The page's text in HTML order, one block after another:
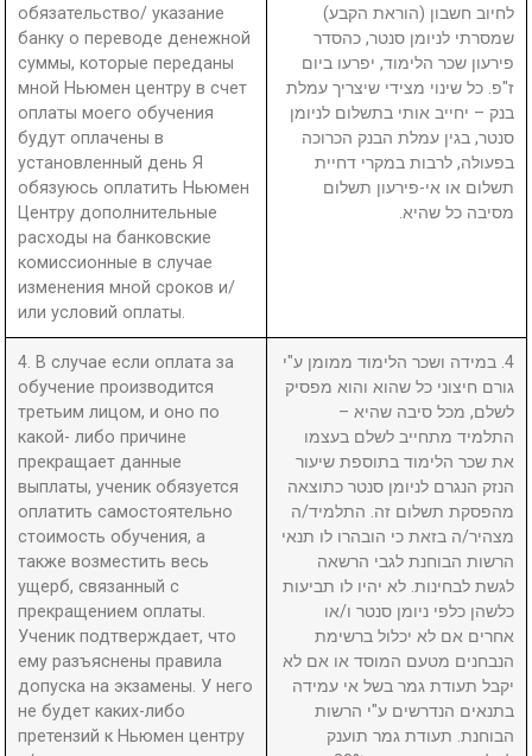
обязательство/ указание
банку о переводе денежной
суммы, которые переданы
мной Ньюмен центру в счет
оплаты моего обучения
будут оплачены в
установленный день Я
обязуюсь оплатить Ньюмен
Центру дополнительные
расходы на банковские
комиссионные в случае
изменения мной сроков и/
или условий оплаты.
לחיוב חשבון (הוראת הקבע)
שמסרתי לניומן סנטר, כהסדר
פירעון שכר הלימוד, יפרעו ביום
ז"פ. כל שינוי מצידי שיצריך עמלת
בנק – יחייב אותי בתשלום לניומן
סנטר, בגין עמלת הבנק הכרוכה
בפעולה, לרבות במקרי דחיית
תשלום או אי-פירעון תשלום
מסיבה כל שהיא.
4. В случае если оплата за
обучение производится
третьим лицом, и оно по
какой- либо причине
прекращает данные
выплаты, ученик обязуется
оплатить самостоятельно
стоимость обучения, а
также возместить весь
ущерб, связанный с
прекращением оплаты.
Ученик подтверждает, что
ему разъяснены правила
допуска на экзамены. У него
не будет каких-либо
претензий к Ньюмен центру
4. במידה ושכר הלימוד ממומן ע"י
גורם חיצוני כל שהוא והוא מפסיק
לשלם, מכל סיבה שהיא –
התלמיד מתחייב לשלם בעצמו
את שכר הלימוד בתוספת שיעור
הנזק הנגרם לניומן סנטר כתוצאה
מהפסקת תשלום זה. התלמיד/ה
מצהיר/ה בזאת כי הובהרו לו תנאי
הרשות הבוחנת לגבי הרשאה
לגשת לבחינות. לא יהיו לו תביעות
כלשהן כלפי ניומן סנטר ו/או
אחרים אם לא יכלול ברשימת
הנבחנים מטעם המוסד או אם לא
יקבל תעודת גמר בשל אי עמידה
בתנאים הנדרשים ע"י הרשות
הבוחנת. תעודת גמר תוענק